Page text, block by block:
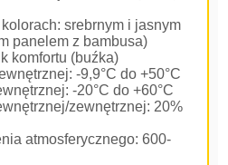
srebrnym i jasnym
panelem z bambusa)
komfortu (buźka)
-9,9°C do +50°C
-20°C do +60°C
zewnętrznej: 20%
atmosferycznego: 600-